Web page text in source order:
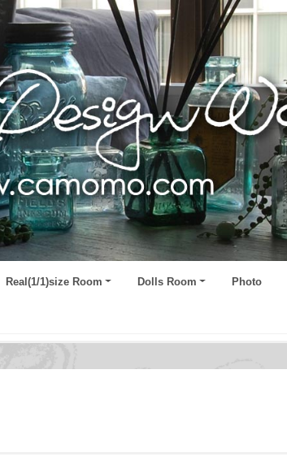
Real(1/1)size Room Dolls Room Photo